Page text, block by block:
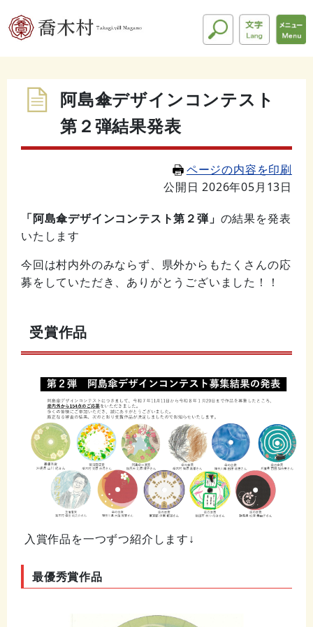
阿島傘デザインコンテスト
第２弾結果発表
ページの内容を印刷
公開日 2026年05月13日
「阿島傘デザインコンテスト第２弾」 の結果を発表
いたします
今回は村内外のみならず、県外からもたくさんの応
募をしていただき、ありがとうございました！！
受賞作品
入賞作品を一つずつ紹介します↓
最優秀賞作品